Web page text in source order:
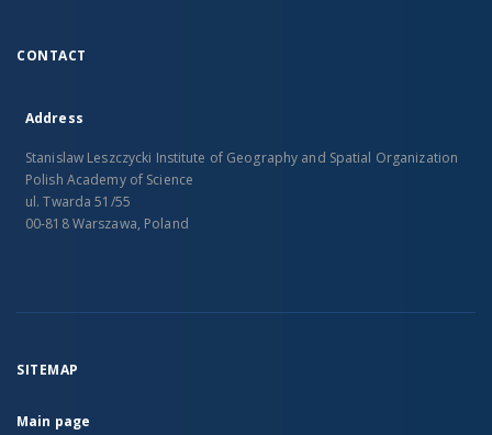
CONTACT
Address
Stanislaw Leszczycki Institute of Geography and Spatial Organization
Polish Academy of Science
ul. Twarda 51/55
00-818 Warszawa, Poland
SITEMAP
Main page